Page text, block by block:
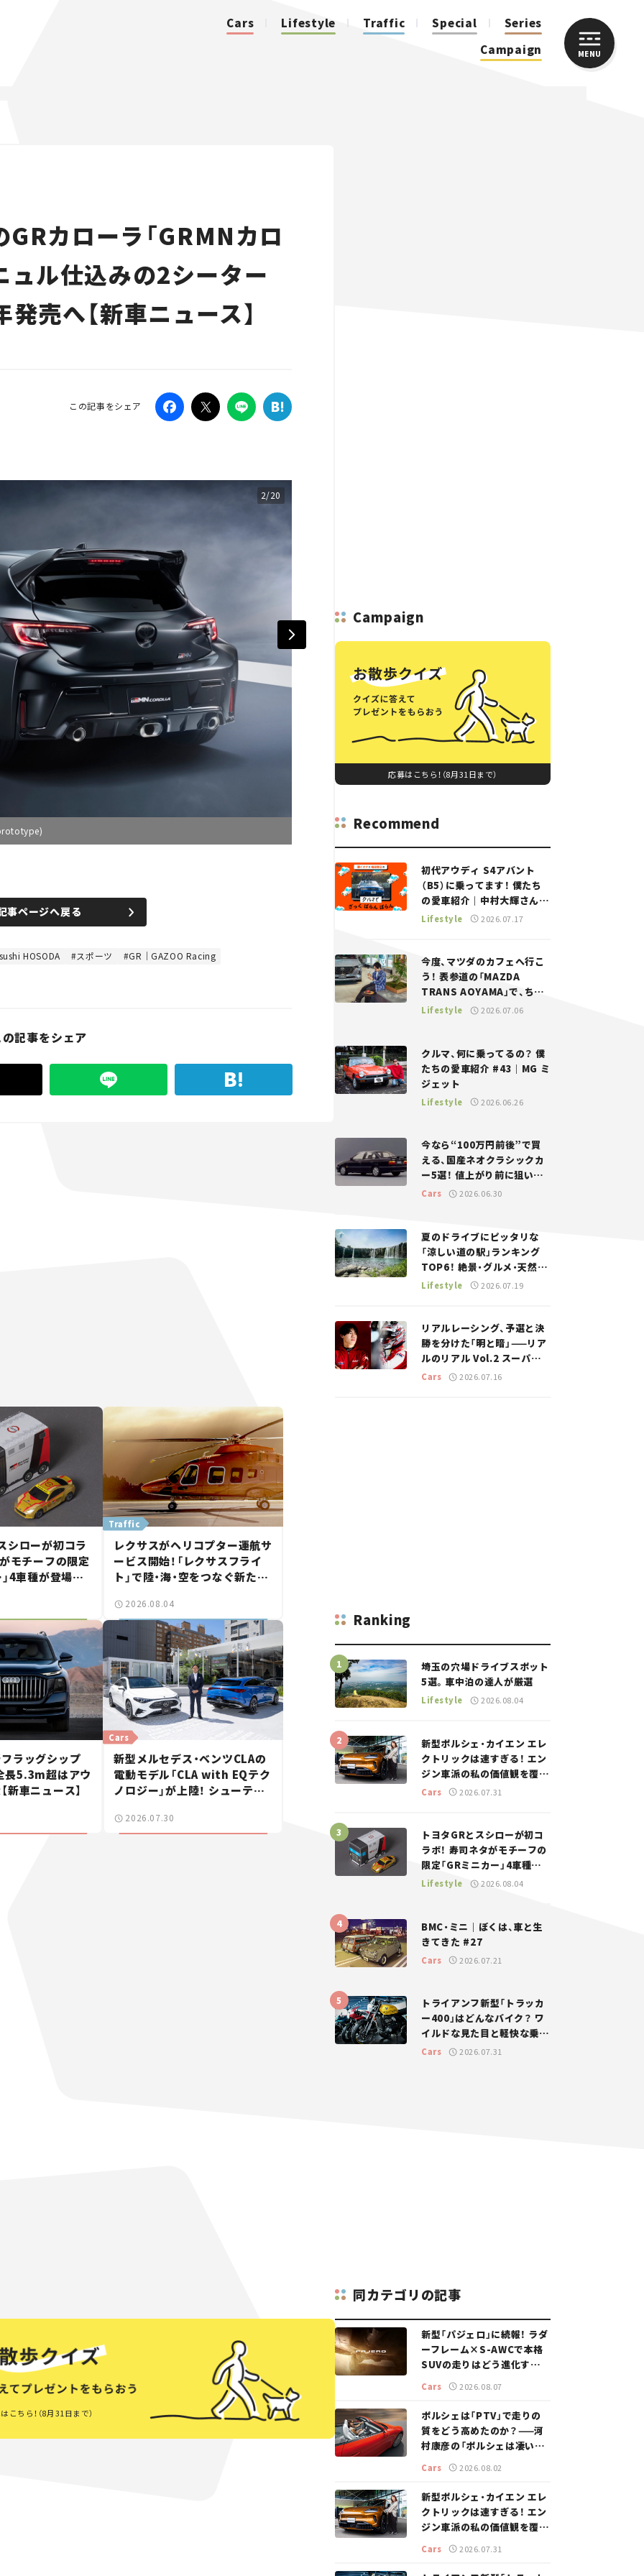
Cars Lifestyle Traffic Special
Series
Campaign
MENU
GRカローラ「GRMNカロ
ュル仕込みの2シーター
売へ【新車ニュース】
この記事をシェア
2/20
事ページへ戻る
HOSODA スポーツ GR｜GAZOO Racing
の記事をシェア
シローが初コラ
モチーフの限定
4車種が登場。
Traffic
レクサスがヘリコプター運航サ
ービス開始！「レクサスフライ
ト」で陸・海・空をつなぐ新たな
2026.08.04
ラッグシップ
全長5.3m超はアウ
新車ニュース】
Cars
新型メルセデス・ベンツCLAの
電動モデル「CLA with EQテク
ノロジー」が上陸！ シューティ
ース】
2026.07.30
こちら！（8月31日まで）
Campaign
応募はこちら！（8月31日まで）
Recommend
初代アウディ S4アバント
（B5）に乗ってます！ 僕たち
の愛車紹介｜中村大輝さん
——瀬イオナと嶋田智之の
Lifestyle 2026.07.17
今度、マツダのカフェへ行こ
う！ 表参道の「MAZDA
TRANS AOYAMA」で、ちょ
っとひと息。——連載｜CCG
Lifestyle 2026.07.06
クルマ、何に乗ってるの？ 僕
たちの愛車紹介 #43｜MG ミ
ジェット
Lifestyle 2026.06.26
今なら“100万円前後”で買
える、国産ネオクラシックカ
ー5選！ 値上がり前に狙いた
い、中古車探しをお手伝い――ち
Cars 2026.06.30
夏のドライブにピッタリな
「涼しい道の駅」ランキング
TOP6！ 絶景・グルメ・天然ク
ーラーなど、避暑におすすめ
Lifestyle 2026.07.19
リアルレーシング、予選と決
勝を分けた「明と暗」——リア
ルのリアル Vol.2 スーパー
GT 2026開幕戦 岡山国際サ
Cars 2026.07.16
Ranking
埼玉の穴場ドライブスポット
5選。車中泊の達人が厳選
Lifestyle 2026.08.04
新型ポルシェ・カイエン エレ
クトリックは速すぎる！ エン
ジン車派の私の価値観を覆し
た、新しいポルシェの走り。
Cars 2026.07.31
トヨタGRとスシローが初コ
ラボ！ 寿司ネタがモチーフの
限定「GRミニカー」4車種が
登場。入手方法は？【クルマ
Lifestyle 2026.08.04
BMC・ミニ｜ぼくは、車と生
きてきた #27
Cars 2026.07.21
トライアンフ新型「トラッカ
ー400」はどんなバイク？ ワ
イルドな見た目と軽快な乗り
味を両立した400ccフラット
Cars 2026.07.31
同カテゴリの記事
新型「パジェロ」に続報！ ラダ
ーフレーム×S-AWCで本格
SUVの走りはどう進化する？
【新車ニュース】
Cars 2026.08.07
ポルシェは「PTV」で走りの
質をどう高めたのか？——河
村康彦の「ポルシェは凄い！」
Cars 2026.08.02
新型ポルシェ・カイエン エレ
クトリックは速すぎる！ エン
ジン車派の私の価値観を覆し
た、新しいポルシェの走り。
Cars 2026.07.31
CLOSE
Traffic
Special
Series